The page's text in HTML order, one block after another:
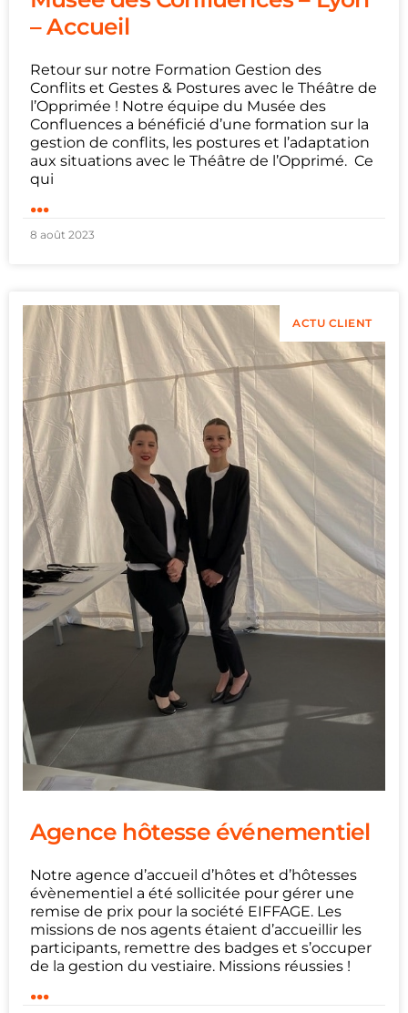
– Accueil
Retour sur notre Formation Gestion des
Conflits et Gestes & Postures avec le Théâtre de
l’Opprimée ! Notre équipe du Musée des
Confluences a bénéficié d’une formation sur la
gestion de conflits, les postures et l’adaptation
aux situations avec le Théâtre de l’Opprimé. Ce
qui
...
8 août 2023
ACTU CLIENT
Agence hôtesse événementiel
Notre agence d’accueil d’hôtes et d’hôtesses
évènementiel a été sollicitée pour gérer une
remise de prix pour la société EIFFAGE. Les
missions de nos agents étaient d’accueillir les
participants, remettre des badges et s’occuper
de la gestion du vestiaire. Missions réussies !
...